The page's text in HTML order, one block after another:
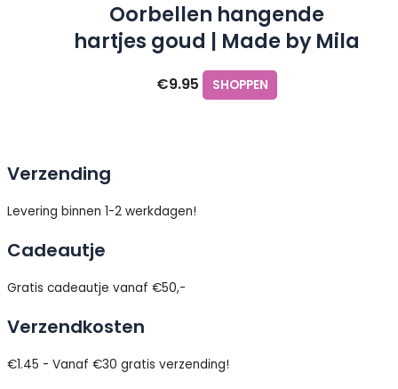
Oorbellen hangende
hartjes goud | Made by Mila
€9.95 SHOPPEN
Verzending
Levering binnen 1-2 werkdagen!
Cadeautje
Gratis cadeautje vanaf €50,-
Verzendkosten
€1.45 - Vanaf €30 gratis verzending!